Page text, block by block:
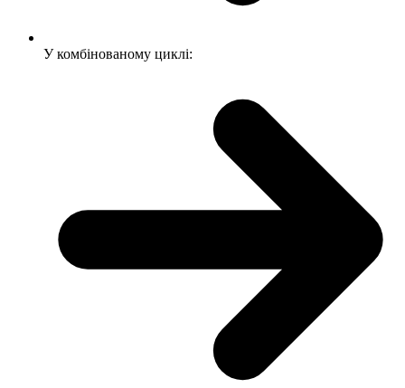
У комбінованому циклі: